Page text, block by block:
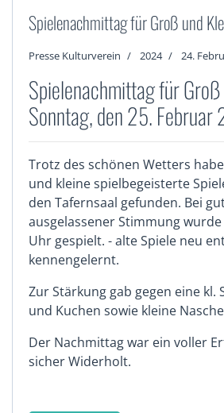
Spielenachmittag für Groß und
Presse Kulturverein 2024 24.
Spielenachmittag für
Sonntag, den 25.
Trotz des schönen Wetters
und kleine spielbegeisterte
den Tafernsaal gefunden. Bei
ausgelassener Stimmung
Uhr gespielt. - alte Spiele neu
kennengelernt.
Zur Stärkung gab gegen eine kl.
und Kuchen sowie kleine
Der Nachmittag war ein voller
sicher Widerholt.